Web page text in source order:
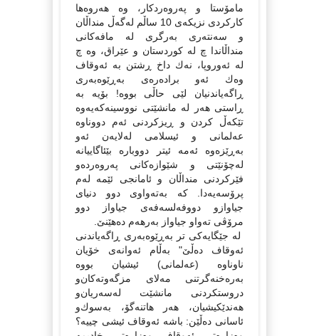
مامۆستا و پەروەردكار، وە هەروەها
كاركردی نزیكەی 10 ساڵم لەگەڵ منداڵان
و سەنتەری بەرگری لە مافەكانی
منداڵاندا چ لە كوردستان و عێراق، وە چ
لە ئەوروپا، نەك داخ ڕشتن بە ئەوقاف
وەك ئەو برادەرەی بەڕێوەبەری
ڕاگەیاندنیان لێی حاڵی بووە! بۆیە بە
ڕاستی هەر لە مانشێتی نووسینەكەیەوە
تێكەڵ كردن و ڕیزكردنی ئەم دووناوە
عەلمانی و ئیسلامی لەلایەن ئەو
بەڕێزەوە ئەمە ئیتر دووبارە بێئاگاییانە
لەچۆنێتی و شێوازەكانی پەروەردەو
فێركردنی منداڵان و ئامانجی ئێمە لەم
پرۆسەیەدا. كە بەتەواوی دوو دنیای
جیاوازو دووفەلسەفەی جیاواز دوو
مرۆڤی تەواو جیاواز بەرهەم دەهێنێ.
لە جێگایەكی تر بەڕێوەبەری ڕاگەیاندنی
ئەوقاف دەڵێ" به‌ڵام ئه‌وانه‌ی‌ خۆیان
ناوناوه‌ (عه‌لمانی‌) ئیشیان بووه‌
به‌ره‌خنه‌گرتنی‌ مه‌لای‌ مزگه‌وته‌كان‌و
دروستكردنی‌ مانشێت له‌سه‌ریان‌و
هه‌ندێكیشیان، هه‌ر هاتنه‌گۆ، به‌سوك‌و
ئاسانی‌ ده‌ڵێن: باشه‌ ئه‌وقاف ئیشی‌ چییه‌؟